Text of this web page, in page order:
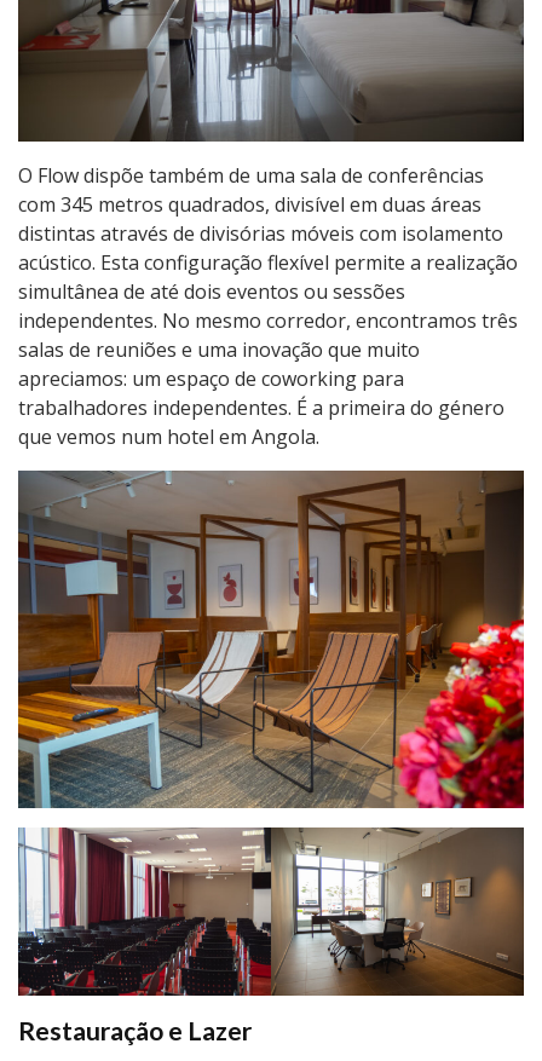
O Flow dispõe também de uma sala de conferências
com 345 metros quadrados, divisível em duas áreas
distintas através de divisórias móveis com isolamento
acústico. Esta configuração flexível permite a realização
simultânea de até dois eventos ou sessões
independentes. No mesmo corredor, encontramos três
salas de reuniões e uma inovação que muito
apreciamos: um espaço de coworking para
trabalhadores independentes. É a primeira do género
que vemos num hotel em Angola.
Restauração e Lazer